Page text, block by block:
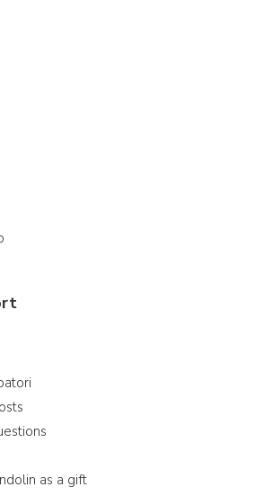
as a gift